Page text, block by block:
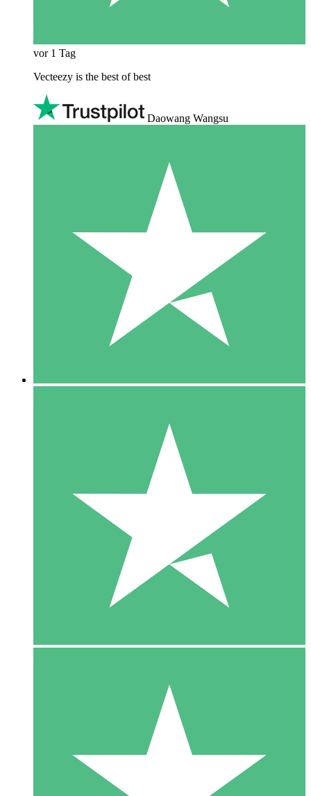
vor 1 Tag
Vecteezy is the best of best
Daowang Wangsu